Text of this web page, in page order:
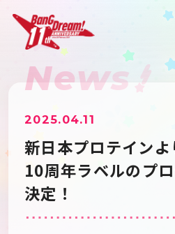
Home
Live•Event
Artist
News
2025.04.11
新日本プロテインよ
10周年ラベルのプ
決定！